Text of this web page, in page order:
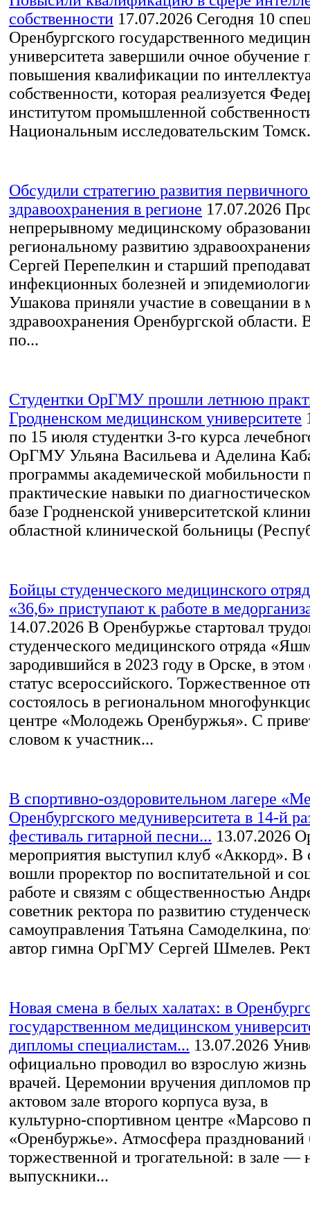
собственности 17.07.2026 Сегодня 10
Оренбургского государственного
университета завершили очное обучение
повышения квалификации по
собственности, которая реализуется
институтом промышленной
Национальным исследовательским
Обсудили стратегию развития первичного
здравоохранения в регионе 17.07.2026
непрерывному медицинскому
региональному развитию
Сергей Перепелкин и старший
инфекционных болезней и
Ушакова приняли участие в совещании в
здравоохранения Оренбургской области.
по...
Студентки ОрГМУ прошли летнюю
Гродненском медицинском университете
по 15 июля студентки 3-го курса
ОрГМУ Ульяна Васильева и Аделина
программы академической мобильности
практические навыки по
базе Гродненской университетской
областной клинической больницы
Бойцы студенческого медицинского
«36,6» приступают к работе в
14.07.2026 В Оренбуржье стартовал
студенческого медицинского отряда
зародившийся в 2023 году в Орске, в этом
статус всероссийского. Торжественное
состоялось в региональном
центре «Молодежь Оренбуржья». С
словом к участник...
В спортивно-оздоровительном лагере
Оренбургского медуниверситета в 14-й
фестиваль гитарной песни... 13.07.2026
мероприятия выступил клуб «Аккорд».
вошли проректор по воспитательной и
работе и связям с общественностью
советник ректора по развитию
самоуправления Татьяна Самоделкина,
автор гимна ОрГМУ Сергей Шмелев.
Новая смена в белых халатах: в
государственном медицинском
дипломы специалистам... 13.07.2026
официально проводил во взрослую
врачей. Церемонии вручения дипломов
актовом зале второго корпуса вуза, в
культурно‑спортивном центре
«Оренбуржье». Атмосфера празднований
торжественной и трогательной: в зале —
выпускники...